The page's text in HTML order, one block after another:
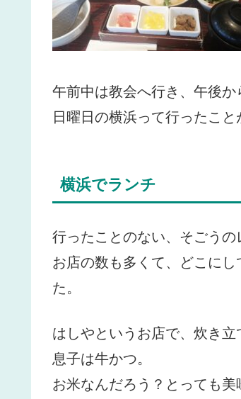
午前中は教会へ行き、午後か
日曜日の横浜って行ったこ
横浜でランチ
行ったことのない、そごうの
お店の数も多くて、どこに
た。
はしやというお店で、炊き立
息子は牛かつ。
お米なんだろう？とっても美